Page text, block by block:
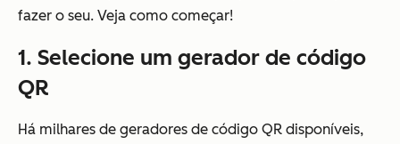
fazer o seu. Veja como começar!
1. Selecione um gerador de código
QR
Há milhares de geradores de código QR disponíveis,